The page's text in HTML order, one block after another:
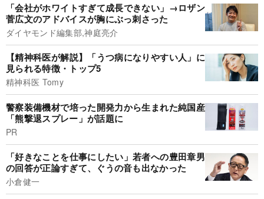
「会社がホワイトすぎて成長できない」→ロザン
菅広文のアドバイスが胸にぶっ刺さった
ダイヤモンド編集部,神庭亮介
【精神科医が解説】「うつ病になりやすい人」に
見られる特徴・トップ5
精神科医 Tomy
警察装備機材で培った開発力から生まれた純国産
「熊撃退スプレー」が話題に
PR
「好きなことを仕事にしたい」若者への豊田章男
の回答が正論すぎて、ぐうの音も出なかった
小倉健一